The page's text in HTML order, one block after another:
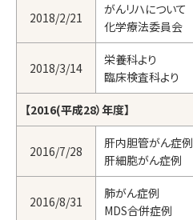
2018/2/21
がんリハについて
化学療法委員会
2018/3/14
栄養科より
臨床検査科より
【2016(平成28）年度】
2016/7/28
肝内胆管がん症例
肝細胞がん症例
2016/8/31
肺がん症例
MDS合併症例